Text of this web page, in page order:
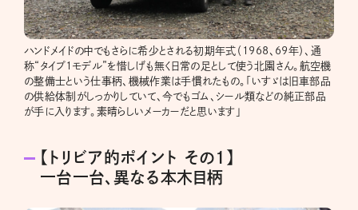
ハンドメイドの中でもさらに希少とされる初期年式（1968、69年）、通
称“タイプ1モデル”を惜しげも無く日常の足として使う北園さん。航空機
の整備士という仕事柄、機械作業は手慣れたもの。「いすゞは旧車部品
の供給体制がしっかりしていて、今でもゴム、シール類などの純正部品
が手に入ります。素晴らしいメーカーだと思います」
【トリビア的ポイント その1】
一台一台、異なる本木目柄